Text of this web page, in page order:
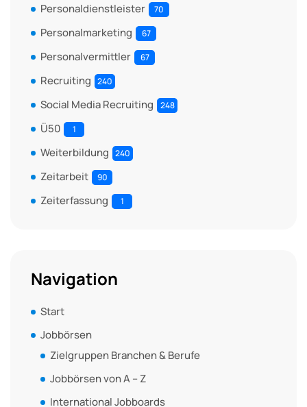
Personaldienstleister 70
Personalmarketing 67
Personalvermittler 67
Recruiting 240
Social Media Recruiting 248
Ü50 1
Weiterbildung 240
Zeitarbeit 90
Zeiterfassung 1
Navigation
Start
Jobbörsen
Zielgruppen Branchen & Berufe
Jobbörsen von A – Z
International Jobboards